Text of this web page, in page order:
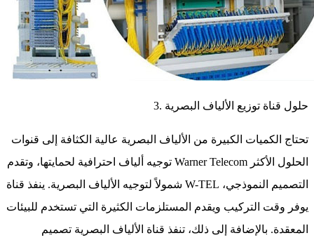
3. حلول قناة توزيع الألياف البصرية
تحتاج الكميات الكبيرة من الألياف البصرية عالية الكثافة إلى قنوات
توجيه ألياف احترافية لحمايتها، وتقدم Warner Telecom الحلول الأكثر
شمولاً لتوجيه الألياف البصرية. ينفذ قناة W-TEL التصميم النموذجي،
يوفر وقت التركيب ويقدم المستلزمات الكثيرة التي تستخدم للبيئات
المعقدة. بالإضافة إلى ذلك، تنفذ قناة الألياف البصرية تصميم